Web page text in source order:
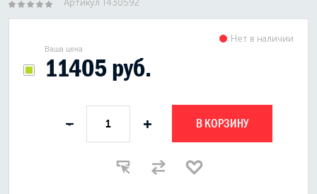
Артикул T430592
Ваша цена
11405 руб.
Нет в наличии
- + В КОРЗИНУ